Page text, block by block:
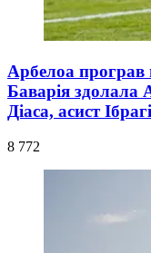
Арбелоа програв
Баварія здолала
Діаса, асист
8 772